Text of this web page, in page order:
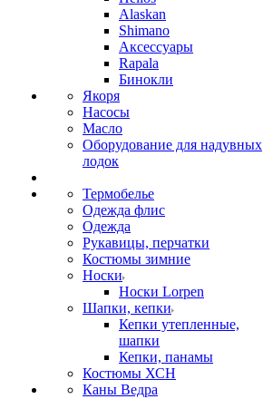
Alaskan
Shimano
Аксессуары
Rapala
Бинокли
Якоря
Насосы
Масло
Оборудование для надувных
лодок
Термобелье
Одежда флис
Одежда
Рукавицы, перчатки
Костюмы зимние
Носки
Носки Lorpen
Шапки, кепки
Кепки утепленные,
шапки
Кепки, панамы
Костюмы ХСН
Каны Ведра